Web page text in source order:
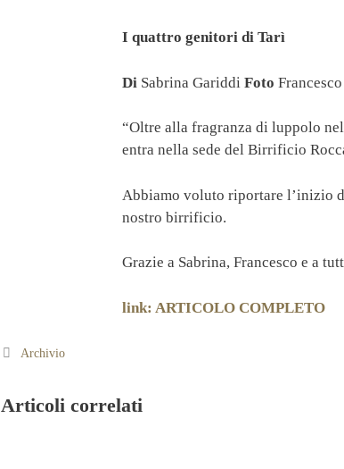
I quattro genitori di Tarì
Di Sabrina Gariddi Foto
“Oltre alla fragranza di luppolo
entra nella sede del Birrificio
Abbiamo voluto riportare l’inizio
nostro birrificio.
Grazie a Sabrina, Francesco e a
link: ARTICOLO COMPLETO
Categorie
Archivio
Articoli correlati